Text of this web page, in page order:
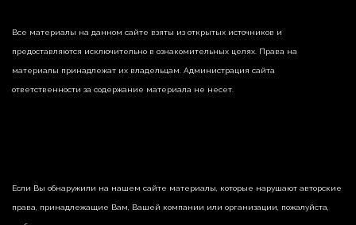
Все материалы на данном сайте взяты из открытых источников и
предоставляются исключительно в ознакомительных целях. Права на
материалы принадлежат их владельцам. Администрация сайта
ответственности за содержание материала не несет.
Если Вы обнаружили на нашем сайте материалы, которые нарушают авторские
права, принадлежащие Вам, Вашей компании или организации, пожалуйста,